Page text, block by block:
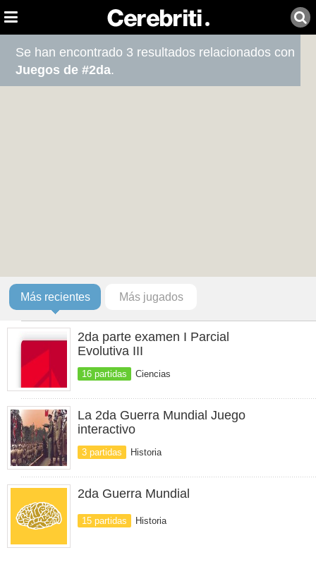
Se han encontrado 3 resultados relacionados con
Juegos de #2da.
Más recientes Más jugados
2da parte examen I Parcial
Evolutiva III
16 partidas Ciencias
La 2da Guerra Mundial Juego
interactivo
3 partidas Historia
2da Guerra Mundial
15 partidas Historia